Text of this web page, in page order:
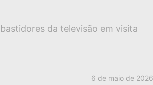
da televisão em visita
6 de maio de 2026